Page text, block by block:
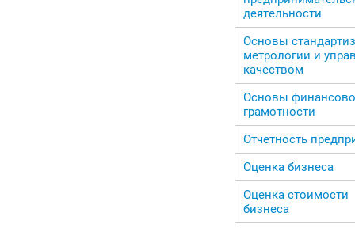
деятельности
Основы
метрологии и
качеством
Основы
грамотности
Отчетность
Оценка бизнеса
Оценка стоимости
бизнеса